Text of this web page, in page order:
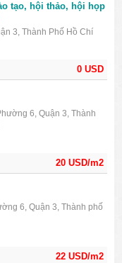
0 USD
tạo, hội thảo, hội họp
3, Thành Phố Hồ Chí
20 USD/m2
6, Quận 3, Thành
22 USD/m2
6, Quận 3, Thành phố